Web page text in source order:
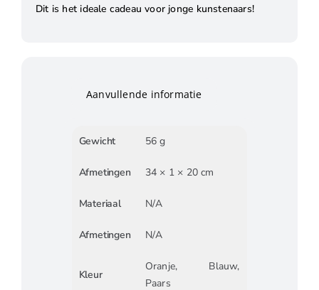
Dit is het ideale cadeau voor jonge kunstenaars!
Aanvullende informatie
Gewicht 56 g
Afmetingen 34 × 1 × 20 cm
Materiaal N/A
Afmetingen N/A
Kleur
Oranje, Blauw,
Paars